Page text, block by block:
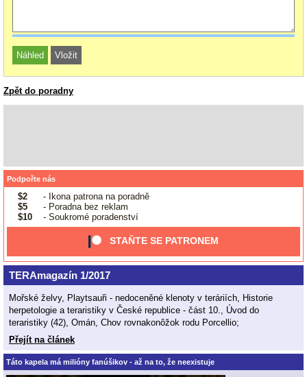
Zpět do poradny
Podpořte nás
$2
- Ikona patrona na poradně
$5
- Poradna bez reklam
$10
- Soukromé poradenství
STAŇTE SE PATRONEM
TERAmagazín 1/2017
Mořské želvy, Playtsauři - nedoceněné klenoty v teráriích, Historie
herpetologie a teraristiky v České republice - část 10., Úvod do
teraristiky (42), Omán, Chov rovnakonôžok rodu Porcellio;
Přejít na článek
Táto kapela má milióny fanúšikov - až na to, že neexistuje